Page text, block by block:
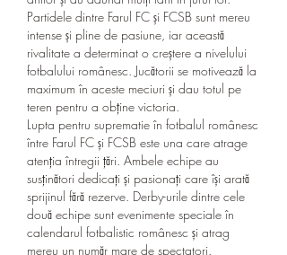
Partidele dintre Farul FC și FCSB sunt mereu
intense și pline de pasiune, iar această
rivalitate a determinat o creștere a nivelului
fotbalului românesc. Jucătorii se motivează la
maximum în aceste meciuri și dau totul pe
teren pentru a obține victoria.
Lupta pentru suprematie în fotbalul românesc
între Farul FC și FCSB este una care atrage
atenția întregii țări. Ambele echipe au
susținători dedicați și pasionați care își arată
sprijinul fără rezerve. Derby-urile dintre cele
două echipe sunt evenimente speciale în
calendarul fotbalistic românesc și atrag
mereu un număr mare de spectatori.